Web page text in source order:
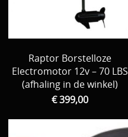
Raptor Borstelloze
Electromotor 12v – 70 LBS
(afhaling in de winkel)
€ 399,00